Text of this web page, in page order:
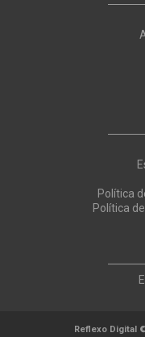
Política
Política
Reflexo Digital